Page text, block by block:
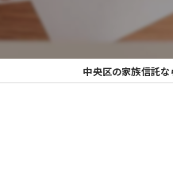
会社設立
遺言書
中央区の家族信託